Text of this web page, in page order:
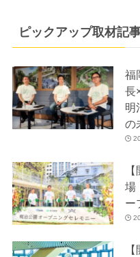
ピックアップ取材記
福
長
明
の
場
ー